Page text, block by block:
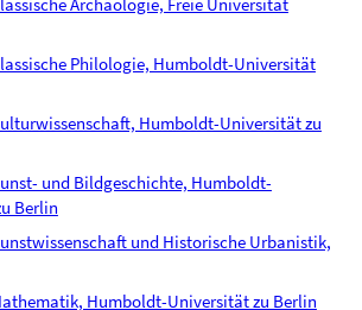
Archäologie, Freie Universität
Philologie, Humboldt-Universität
Humboldt-Universität zu
und Bildgeschichte, Humboldt-
Berlin
und Historische Urbanistik,
Humboldt-Universität zu Berlin